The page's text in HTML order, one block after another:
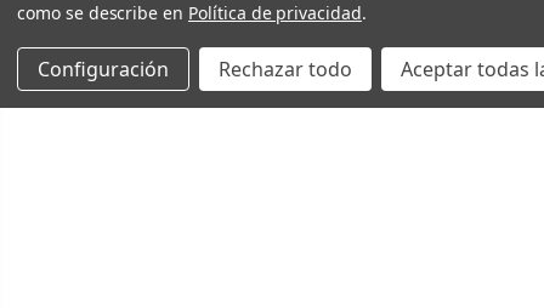
como se describe en Política de privacidad.
Configuración Rechazar todo Aceptar todas